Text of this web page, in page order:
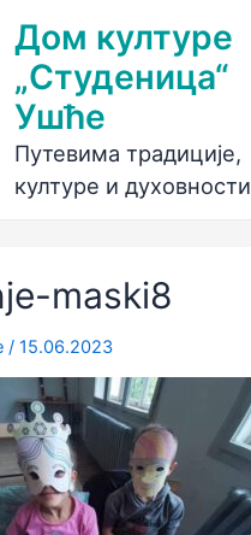
Дом културе
„Студеница“
Ушће
Путевима традиције,
културе и духовности
maski8
/15.06.2023